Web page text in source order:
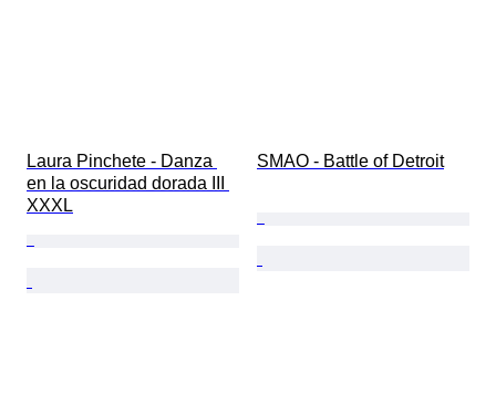
Laura Pinchete - Danza
en la oscuridad dorada III
XXXL
SMAO - Battle of Detroit